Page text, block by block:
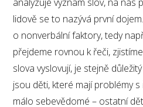
lidově se to nazývá první
o nonverbální faktory, tedy
přejdeme rovnou k řeči,
slova vyslovují, je stejně
jsou děti, které mají problémy
málo sebevědomé – ostatní